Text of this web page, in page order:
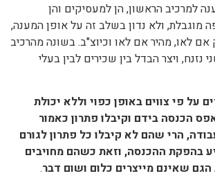
למרכיב הראשון, הן למעסיקים והן
מוגבלת, ולא נדון בשלב זה על אופן המענה,
לאו, מהיר אם לאו וכיוצ"ב. בשונה מהרכיב
נזנח, ויצר הבדל בין שכירים לבין בעלי
על פי צווים באופן כפוי וללא יכולת
הכנסה בידם וקיבלו פתרון כאמור
הרי שהם לא קיבלו כל פתרון לגורם
בהפקת ההכנסה, וזאת כשהם מחויבים
שאינם מייצרים כלום ושום דבר.